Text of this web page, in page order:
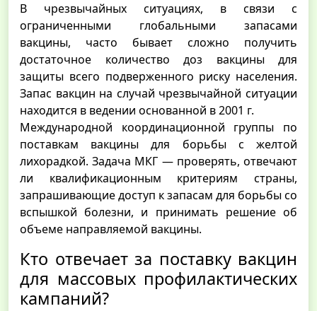
В чрезвычайных ситуациях, в связи с
ограниченными глобальными запасами
вакцины, часто бывает сложно получить
достаточное количество доз вакцины для
защиты всего подверженного риску населения.
Запас вакцин на случай чрезвычайной ситуации
находится в ведении основанной в 2001 г.
Международной координационной группы по
поставкам вакцины для борьбы с желтой
лихорадкой. Задача МКГ — проверять, отвечают
ли квалификационным критериям страны,
запрашивающие доступ к запасам для борьбы со
вспышкой болезни, и принимать решение об
объеме направляемой вакцины.
Кто отвечает за поставку вакцин
для массовых профилактических
кампаний?